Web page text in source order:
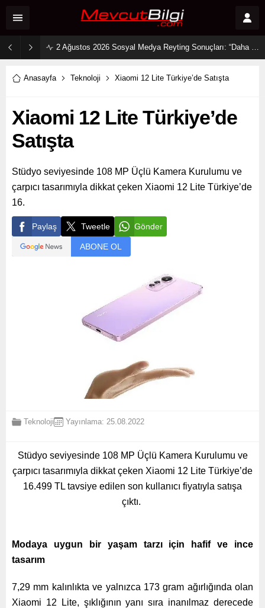
2 Ağustos 2026 Sosyal Medya Reyting Sonuçları: “Daha 17” Ekranlara Ambargo Koydu!
Anasayfa Teknoloji Xiaomi 12 Lite Türkiye’de Satışta
Xiaomi 12 Lite Türkiye’de
Satışta
Stüdyo seviyesinde 108 MP Üçlü Kamera Kurulumu ve
çarpıcı tasarımıyla dikkat çeken Xiaomi 12 Lite Türkiye’de
16.
Paylaş Tweetle Gönder
ABONE OL
Teknoloji Yayınlama: 25.08.2022
Stüdyo seviyesinde 108 MP Üçlü Kamera Kurulumu ve
çarpıcı tasarımıyla dikkat çeken Xiaomi 12 Lite Türkiye’de
16.499 TL tavsiye edilen son kullanıcı fiyatıyla satışa
çıktı.
Modaya uygun bir yaşam tarzı için hafif ve ince
tasarım
7,29 mm kalınlıkta ve yalnızca 173 gram ağırlığında olan
Xiaomi 12 Lite, şıklığının yanı sıra inanılmaz derecede